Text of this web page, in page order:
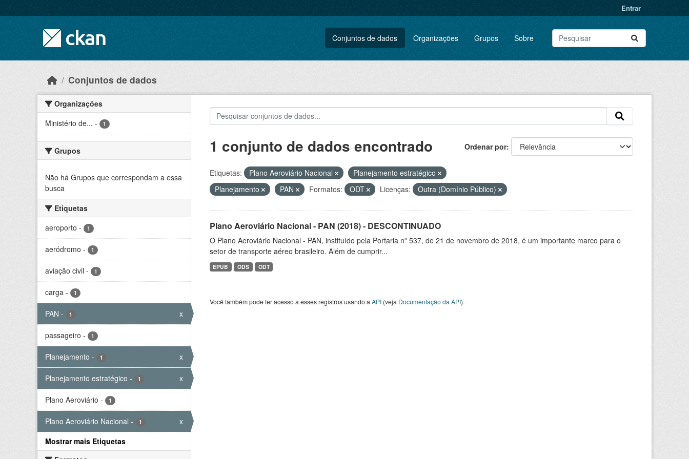
Entrar
Conjuntos de dados Organizações Grupos Sobre
Conjuntos de dados
Organizações
Ministério de... - 1
Grupos
Não há Grupos que correspondam a essa
busca
Etiquetas
aeroporto - 1
aeródromo - 1
aviação civil - 1
carga - 1
PAN - 1 x
passageiro - 1
Planejamento - 1 x
Planejamento estratégico - 1 x
Plano Aeroviário - 1
Plano Aeroviário Nacional - 1
x
Mostrar mais Etiquetas
Ordenar por
1 conjunto de dados encontrado
Etiquetas: Plano Aeroviário Nacional
Planejamento estratégico
Planejamento
PAN Formatos: ODT Licenças: Outra (Domínio Público)
Plano Aeroviário Nacional - PAN (2018) - DESCONTINUADO
O Plano Aeroviário Nacional - PAN, instituído pela Portaria nº 537, de 21 de novembro de 2018, é um importante marco para o
setor de transporte aéreo brasileiro. Além de cumprir...
EPUB ODS ODT
Você também pode ter acesso a esses registros usando a API(veja Documentação da API).